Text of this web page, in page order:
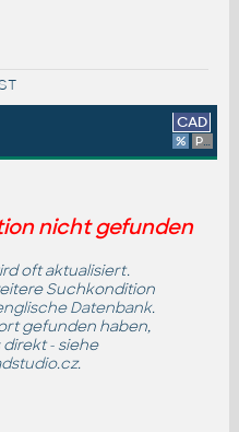
CAD
% Platform
nicht gefunden
oft aktualisiert.
Suchkondition
Datenbank.
gefunden haben,
- siehe
.